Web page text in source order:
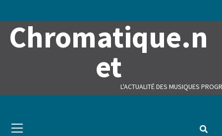
Chromatique.n
et
L'ACTUALITÉ DES MUSIQUES
Menu